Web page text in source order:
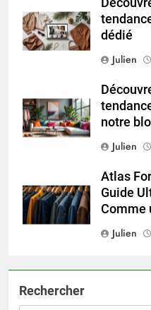
dédié
Julien
notre
Julien
Atlas
Guide
Comme
Julien
Rechercher